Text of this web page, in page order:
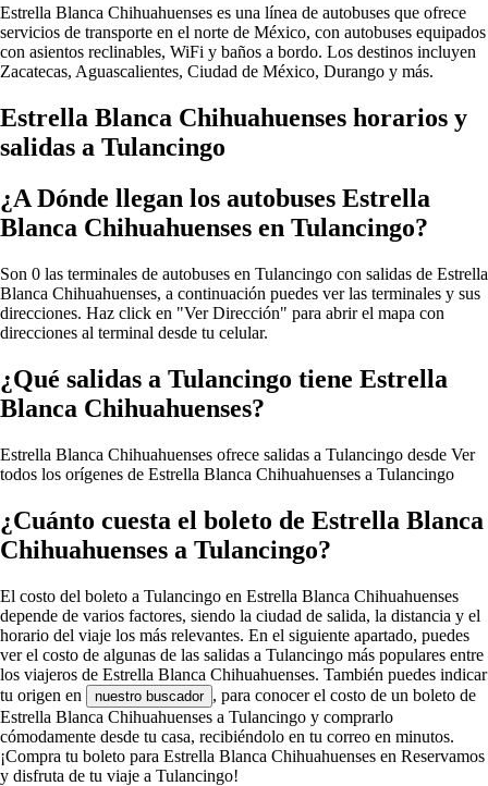
Estrella Blanca Chihuahuenses es una línea de autobuses que ofrece
servicios de transporte en el norte de México, con autobuses equipados
con asientos reclinables, WiFi y baños a bordo. Los destinos incluyen
Zacatecas, Aguascalientes, Ciudad de México, Durango y más.
Estrella Blanca Chihuahuenses horarios y
salidas a Tulancingo
¿A Dónde llegan los autobuses Estrella
Blanca Chihuahuenses en Tulancingo?
Son 0 las terminales de autobuses en Tulancingo con salidas de Estrella
Blanca Chihuahuenses, a continuación puedes ver las terminales y sus
direcciones. Haz click en "Ver Dirección" para abrir el mapa con
direcciones al terminal desde tu celular.
¿Qué salidas a Tulancingo tiene Estrella
Blanca Chihuahuenses?
Estrella Blanca Chihuahuenses ofrece salidas a Tulancingo desde Ver
todos los orígenes de Estrella Blanca Chihuahuenses a Tulancingo
¿Cuánto cuesta el boleto de Estrella Blanca
Chihuahuenses a Tulancingo?
El costo del boleto a Tulancingo en Estrella Blanca Chihuahuenses
depende de varios factores, siendo la ciudad de salida, la distancia y el
horario del viaje los más relevantes. En el siguiente apartado, puedes
ver el costo de algunas de las salidas a Tulancingo más populares entre
los viajeros de Estrella Blanca Chihuahuenses. También puedes indicar
tu origen en
nuestro buscador , para conocer el costo de un boleto de
Estrella Blanca Chihuahuenses a Tulancingo y comprarlo
cómodamente desde tu casa, recibiéndolo en tu correo en minutos.
¡Compra tu boleto para Estrella Blanca Chihuahuenses en Reservamos
y disfruta de tu viaje a Tulancingo!